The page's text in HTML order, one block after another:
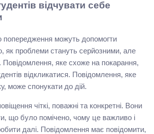
відчувати себе
попередження можуть допомогти
як проблеми стануть серйозними, але
Повідомлення, яке схоже на покарання,
відкликатися. Повідомлення, яке
може спонукати до дій.
чіткі, поважні та конкретні. Вони
що було помічено, чому це важливо і
далі. Повідомлення має повідомити,